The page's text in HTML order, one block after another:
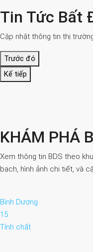
Tin Tức Bất
Cập nhật thông tin thị
Trước đó
Kế tiếp
KHÁM PHÁ
Xem thông tin BDS theo
bạch, hình ảnh chi tiết, và
Bình Dương
15
Tính chất